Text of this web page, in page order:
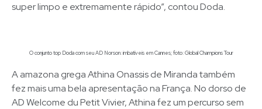
super limpo e extremamente rápido”, contou Doda.
O conjunto top Doda com seu AD Norson: imbatíveis em Cannes; foto: Global Champions Tour
A amazona grega Athina Onassis de Miranda também
fez mais uma bela apresentação na França. No dorso de
AD Welcome du Petit Vivier, Athina fez um percurso sem